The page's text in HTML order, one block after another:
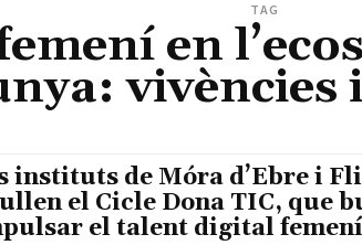
TAG
en
instituts de Móra d’Ebre i
el Cicle Dona TIC, que
el talent digital femení